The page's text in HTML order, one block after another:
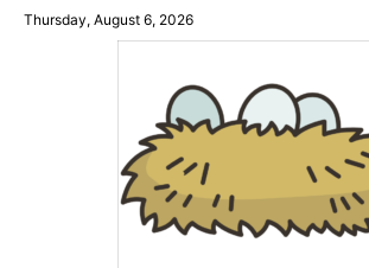
SkipThursday, August 6, 2026